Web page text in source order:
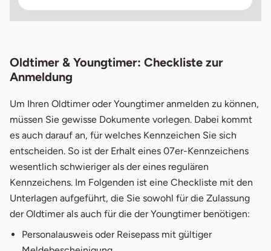
Oldtimer & Youngtimer: Checkliste zur
Anmeldung
Um Ihren Oldtimer oder Youngtimer anmelden zu können,
müssen Sie gewisse Dokumente vorlegen. Dabei kommt
es auch darauf an, für welches Kennzeichen Sie sich
entscheiden. So ist der Erhalt eines 07er-Kennzeichens
wesentlich schwieriger als der eines regulären
Kennzeichens. Im Folgenden ist eine Checkliste mit den
Unterlagen aufgeführt, die Sie sowohl für die Zulassung
der Oldtimer als auch für die der Youngtimer benötigen:
Personalausweis oder Reisepass mit gültiger